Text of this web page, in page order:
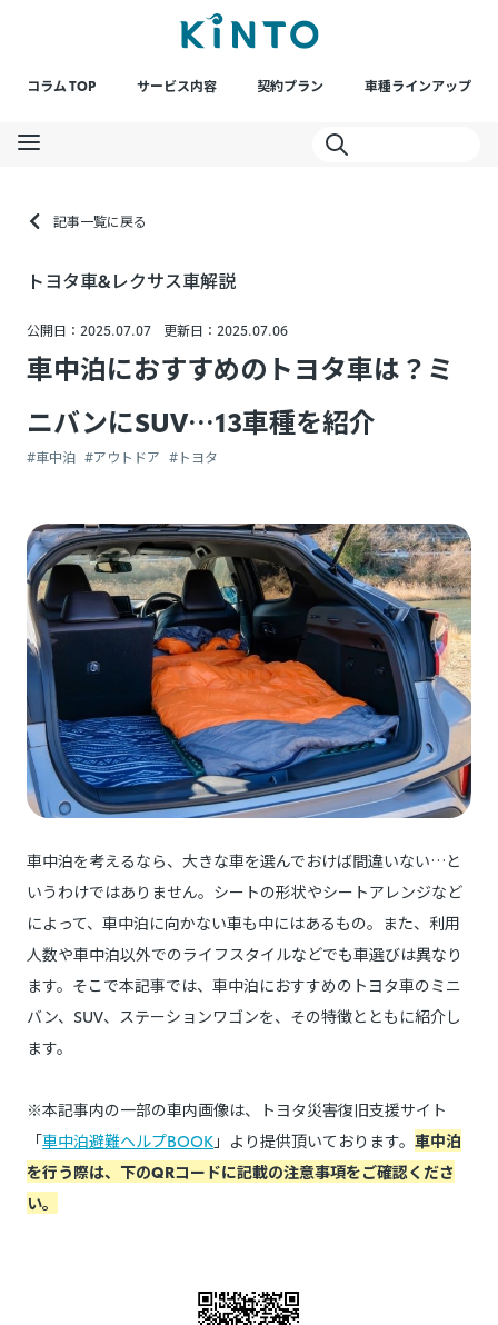
コラム TOP サービス内容 契約プラン 車種ラインアップ
記事一覧に戻る
トヨタ車&レクサス車解説
公開日：2025.07.07 更新日：2025.07.06
車中泊におすすめのトヨタ車は？ミ
ニバンにSUV…13車種を紹介
#車中泊 #アウトドア #トヨタ
車中泊を考えるなら、大きな車を選んでおけば間違いない…と
いうわけではありません。シートの形状やシートアレンジなど
によって、車中泊に向かない車も中にはあるもの。また、利用
人数や車中泊以外でのライフスタイルなどでも車選びは異なり
ます。そこで本記事では、車中泊におすすめのトヨタ車のミニ
バン、SUV、ステーションワゴンを、その特徴とともに紹介し
ます。
※本記事内の一部の車内画像は、トヨタ災害復旧支援サイト
「車中泊避難ヘルプBOOK 」より提供頂いております。 車中泊
を行う際は、下のQRコードに記載の注意事項をご確認くださ
い。